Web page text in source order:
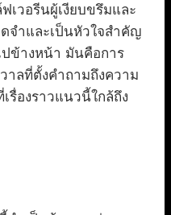
เวอรีนผู้เงียบขรึมและ
จำและเป็นหัวใจสำคัญ
ปข้างหน้า มันคือการ
าลที่ตั้งคำถามถึงความ
รื่องราวแนวนี้ใกล้ถึง